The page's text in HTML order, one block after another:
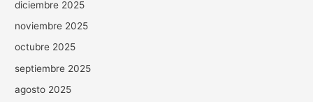
diciembre 2025
noviembre 2025
octubre 2025
septiembre 2025
agosto 2025